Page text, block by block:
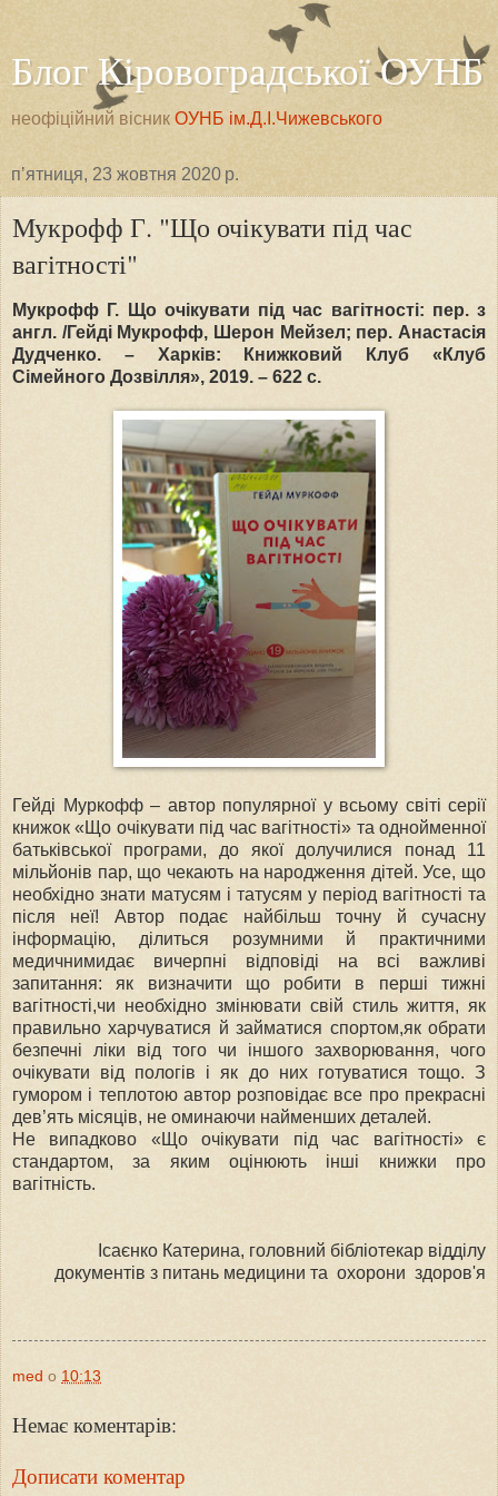
Блог Кіровоградської ОУНБ
неофіційний вісник ОУНБ ім.Д.І.Чижевського
пʼятниця, 23 жовтня 2020 р.
Мукрофф Г. "Що очікувати під час
вагітності"
Мукрофф Г. Що очікувати під час вагітності: пер. з
англ. /Гейді Мукрофф, Шерон Мейзел; пер. Анастасія
Дудченко. – Харків: Книжковий Клуб «Клуб
Сімейного Дозвілля», 2019. – 622 с.
Гейді Муркофф – автор популярної у всьому світі серії
книжок «Що очікувати під час вагітності» та однойменної
батьківської програми, до якої долучилися понад 11
мільйонів пар, що чекають на народження дітей. Усе, що
необхідно знати матусям і татусям у період вагітності та
після неї! Автор подає найбільш точну й сучасну
інформацію, ділиться розумними й практичними
медичнимидає вичерпні відповіді на всі важливі
запитання: як визначити що робити в перші тижні
вагітності,чи необхідно змінювати свій стиль життя, як
правильно харчуватися й займатися спортом,як обрати
безпечні ліки від того чи іншого захворювання, чого
очікувати від пологів і як до них готуватися тощо. З
гумором і теплотою автор розповідає все про прекрасні
дев’ять місяців, не оминаючи найменших деталей.
Не випадково «Що очікувати під час вагітності» є
стандартом, за яким оцінюють інші книжки про
вагітність.
Ісаєнко Катерина, головний бібліотекар відділу
документів з питань медицини та охорони здоров'я
med о 10:13
Немає коментарів:
Дописати коментар